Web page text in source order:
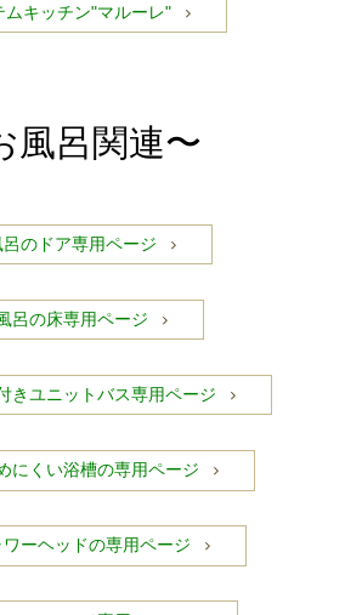
ムキッチン"マルーレ"
風呂関連〜
呂のドア専用ページ
呂の床専用ページ
きユニットバス専用ページ
にくい浴槽の専用ページ
ーヘッドの専用ページ